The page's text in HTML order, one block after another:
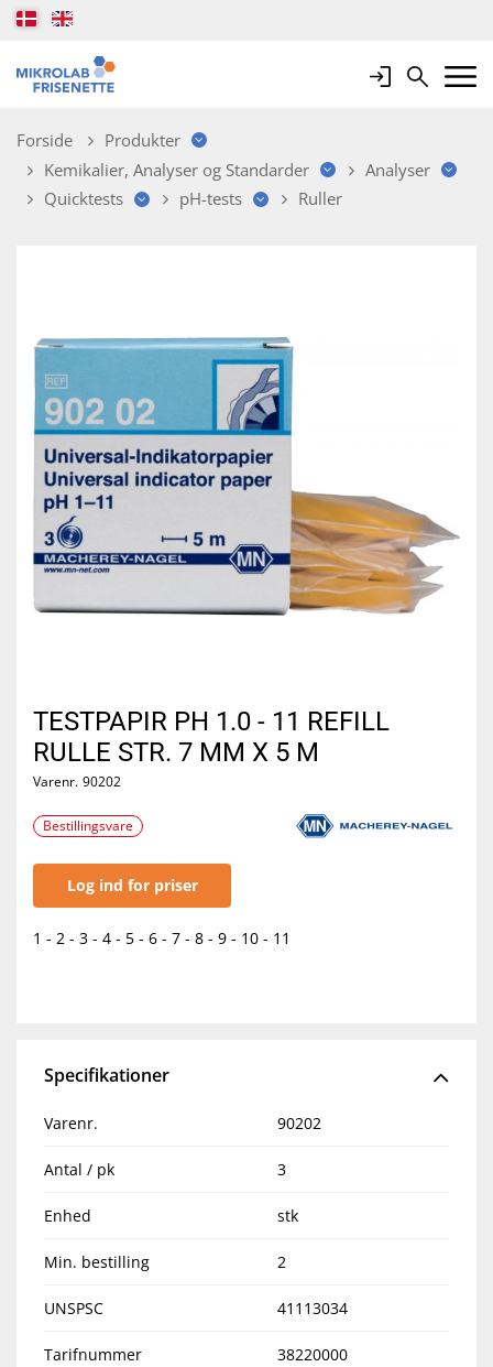
LoginSearchMobile
Forside
Produkter
Kemikalier, Analyser og Standarder
Analyser
Quicktests
pH-tests Ruller
TESTPAPIR PH 1.0 - 11 REFILL
RULLE STR. 7 MM X 5 M
Varenr. 90202
Bestillingsvare
Log ind for priser
1 - 2 - 3 - 4 - 5 - 6 - 7 - 8 - 9 - 10 - 11
Specifikationer
Varenr. 90202
Antal / pk 3
Enhed stk
Min. bestilling 2
UNSPSC 41113034
Tarifnummer 38220000